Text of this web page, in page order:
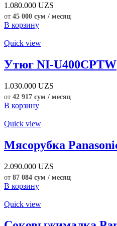
1.080.000 UZS
от 45 000 сум / месяц
В корзину
Quick view
Утюг NI-U400CPTW
1.030.000 UZS
от 42 917 сум / месяц
В корзину
Quick view
Мясорубка
2.090.000 UZS
от 87 084 сум / месяц
В корзину
Quick view